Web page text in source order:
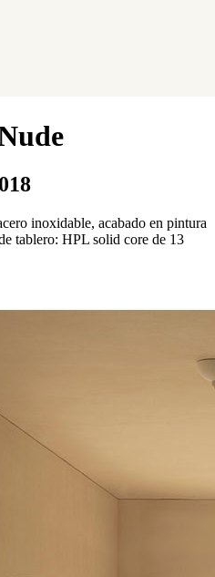
inoxidable, acabado en pintura
tablero: HPL solid core de 13